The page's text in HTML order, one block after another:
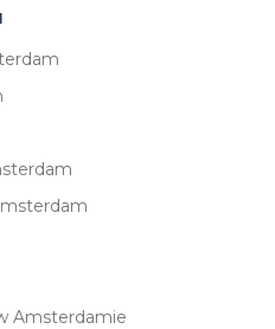
Amsterdamie